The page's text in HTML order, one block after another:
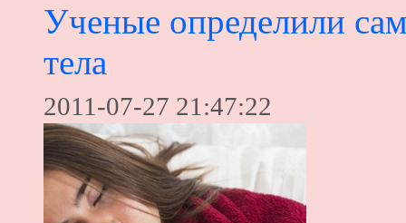
Ученые определили
тела
2011-07-27 21:47:22